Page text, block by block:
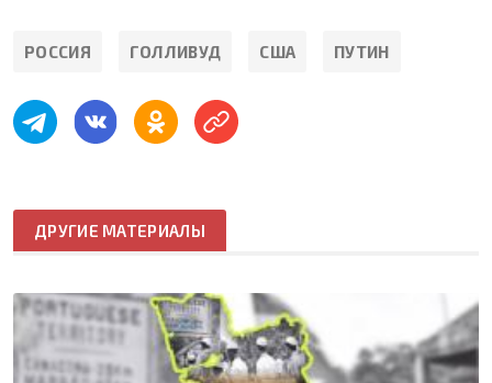
РОССИЯ ГОЛЛИВУД США ПУТИН
ДРУГИЕ МАТЕРИАЛЫ